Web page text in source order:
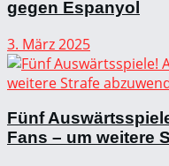
gegen Espanyol
3. März 2025
Fünf
Fans – um weitere